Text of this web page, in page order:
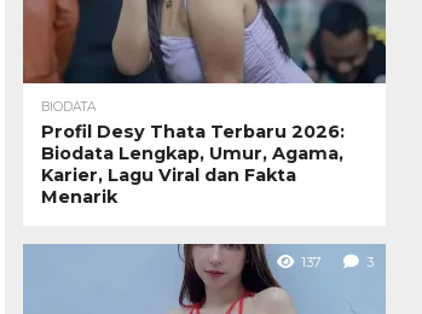
BIODATA
Profil Desy Thata Terbaru 2026:
Biodata Lengkap, Umur, Agama,
Karier, Lagu Viral dan Fakta
Menarik
137 3